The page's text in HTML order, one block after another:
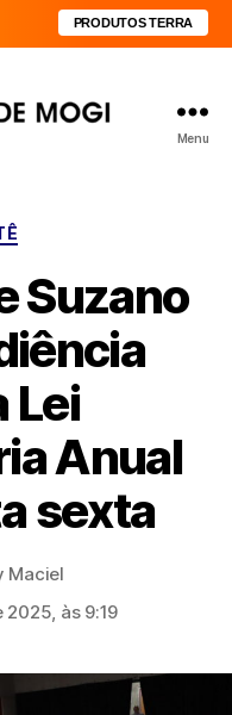
PRODUTOS TERRA
Menu
Suzano
Lei
Anual
sexta
Maciel
às 9:19